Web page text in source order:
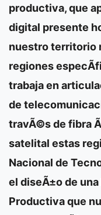
productiva, que
digital presente
nuestro territorio
regiones
trabaja en
de
travÃ©s de fibra
satelital estas
Nacional de
el diseÃ±o de
Productiva que